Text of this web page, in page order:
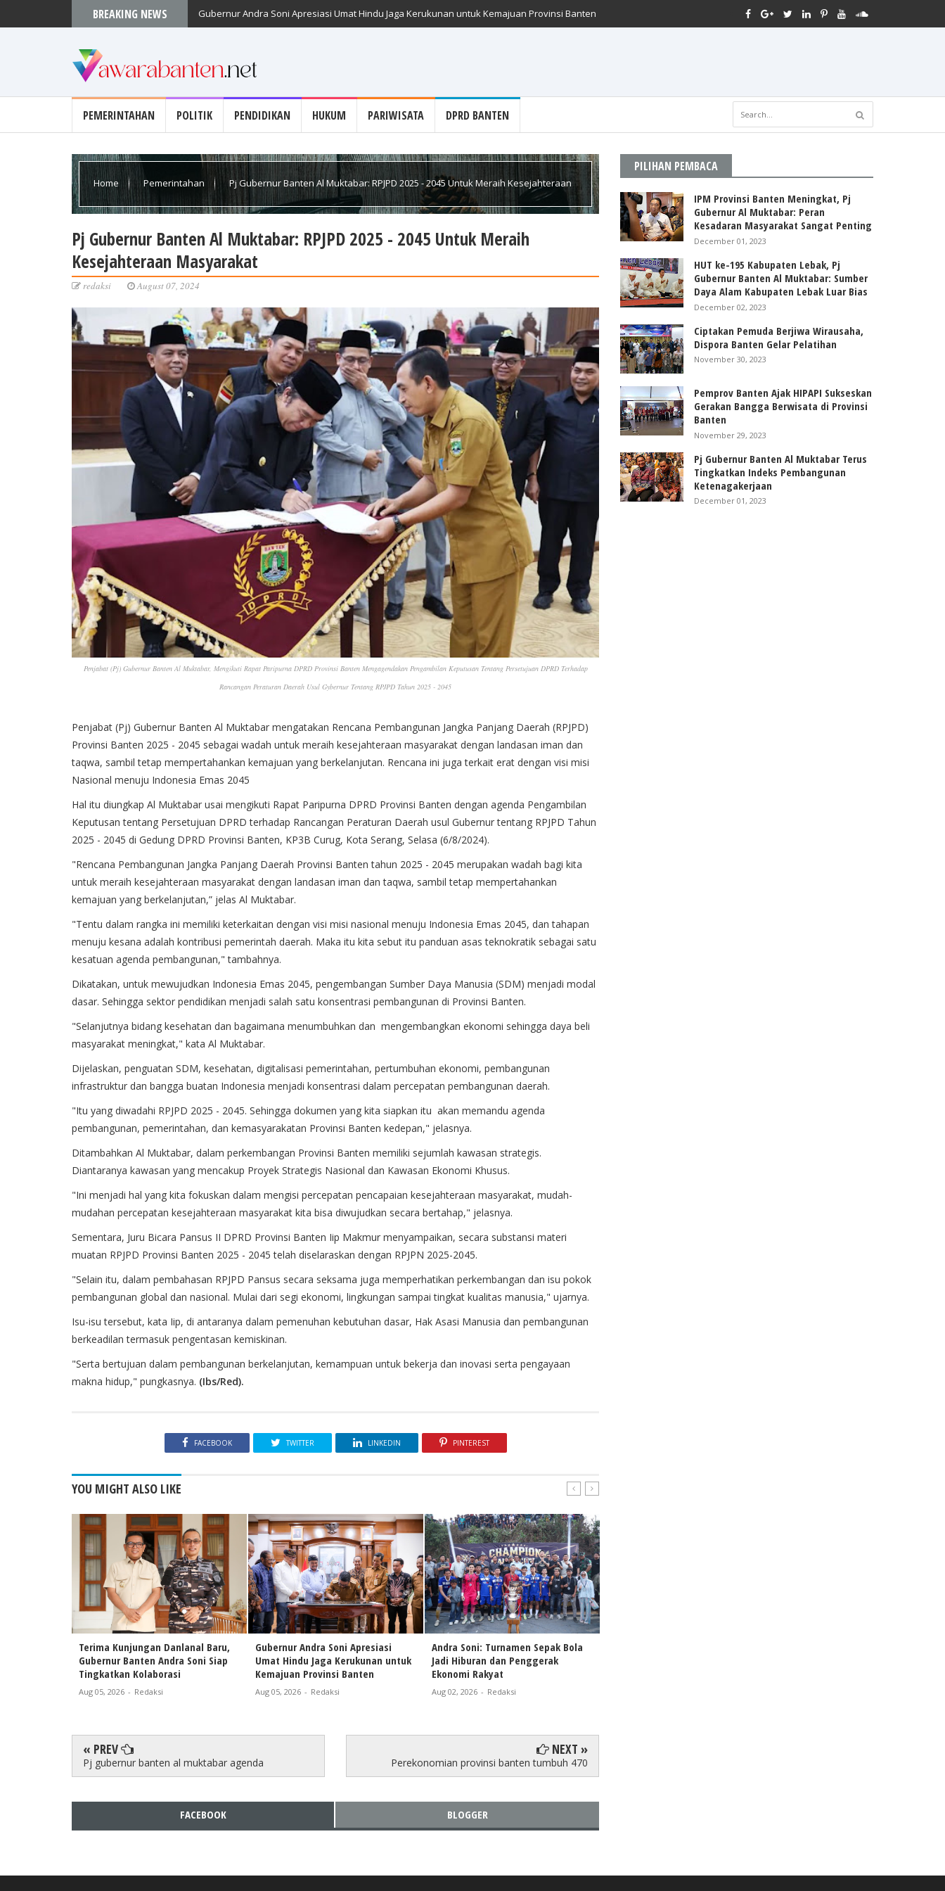
BREAKING NEWS Gubernur Andra Soni Apresiasi Umat Hindu Jaga Kerukunan untuk Kemajuan Provinsi Banten
PEMERINTAHAN POLITIK PENDIDIKAN HUKUM PARIWISATA DPRD BANTEN
Home Pemerintahan Pj Gubernur Banten Al Muktabar: RPJPD 2025 - 2045 Untuk Meraih Kesejahteraan
Pj Gubernur Banten Al Muktabar: RPJPD 2025 - 2045 Untuk Meraih
Kesejahteraan Masyarakat
redaksi August 07, 2024
Penjabat (Pj) Gubernur Banten Al Muktabar, Mengikuti Rapat Paripurna DPRD Provinsi Banten Mengagendakan Pengambilan Keputusan Tentang Persetujuan DPRD Terhadap
Rancangan Peraturan Daerah Usul Gybernur Tentang RPJPD Tahun 2025 - 2045
Penjabat (Pj) Gubernur Banten Al Muktabar mengatakan Rencana Pembangunan Jangka Panjang Daerah (RPJPD)
Provinsi Banten 2025 - 2045 sebagai wadah untuk meraih kesejahteraan masyarakat dengan landasan iman dan
taqwa, sambil tetap mempertahankan kemajuan yang berkelanjutan. Rencana ini juga terkait erat dengan visi misi
Nasional menuju Indonesia Emas 2045
Hal itu diungkap Al Muktabar usai mengikuti Rapat Paripurna DPRD Provinsi Banten dengan agenda Pengambilan
Keputusan tentang Persetujuan DPRD terhadap Rancangan Peraturan Daerah usul Gubernur tentang RPJPD Tahun
2025 - 2045 di Gedung DPRD Provinsi Banten, KP3B Curug, Kota Serang, Selasa (6/8/2024).
"Rencana Pembangunan Jangka Panjang Daerah Provinsi Banten tahun 2025 - 2045 merupakan wadah bagi kita
untuk meraih kesejahteraan masyarakat dengan landasan iman dan taqwa, sambil tetap mempertahankan
kemajuan yang berkelanjutan,” jelas Al Muktabar.
"Tentu dalam rangka ini memiliki keterkaitan dengan visi misi nasional menuju Indonesia Emas 2045, dan tahapan
menuju kesana adalah kontribusi pemerintah daerah. Maka itu kita sebut itu panduan asas teknokratik sebagai satu
kesatuan agenda pembangunan," tambahnya.
Dikatakan, untuk mewujudkan Indonesia Emas 2045, pengembangan Sumber Daya Manusia (SDM) menjadi modal
dasar. Sehingga sektor pendidikan menjadi salah satu konsentrasi pembangunan di Provinsi Banten.
"Selanjutnya bidang kesehatan dan bagaimana menumbuhkan dan mengembangkan ekonomi sehingga daya beli
masyarakat meningkat," kata Al Muktabar.
Dijelaskan, penguatan SDM, kesehatan, digitalisasi pemerintahan, pertumbuhan ekonomi, pembangunan
infrastruktur dan bangga buatan Indonesia menjadi konsentrasi dalam percepatan pembangunan daerah.
"Itu yang diwadahi RPJPD 2025 - 2045. Sehingga dokumen yang kita siapkan itu akan memandu agenda
pembangunan, pemerintahan, dan kemasyarakatan Provinsi Banten kedepan," jelasnya.
Ditambahkan Al Muktabar, dalam perkembangan Provinsi Banten memiliki sejumlah kawasan strategis.
Diantaranya kawasan yang mencakup Proyek Strategis Nasional dan Kawasan Ekonomi Khusus.
"Ini menjadi hal yang kita fokuskan dalam mengisi percepatan pencapaian kesejahteraan masyarakat, mudah-
mudahan percepatan kesejahteraan masyarakat kita bisa diwujudkan secara bertahap," jelasnya.
Sementara, Juru Bicara Pansus II DPRD Provinsi Banten Iip Makmur menyampaikan, secara substansi materi
muatan RPJPD Provinsi Banten 2025 - 2045 telah diselaraskan dengan RPJPN 2025-2045.
"Selain itu, dalam pembahasan RPJPD Pansus secara seksama juga memperhatikan perkembangan dan isu pokok
pembangunan global dan nasional. Mulai dari segi ekonomi, lingkungan sampai tingkat kualitas manusia," ujarnya.
Isu-isu tersebut, kata Iip, di antaranya dalam pemenuhan kebutuhan dasar, Hak Asasi Manusia dan pembangunan
berkeadilan termasuk pengentasan kemiskinan.
"Serta bertujuan dalam pembangunan berkelanjutan, kemampuan untuk bekerja dan inovasi serta pengayaan
makna hidup," pungkasnya. (Ibs/Red).
FACEBOOK TWITTER LINKEDIN PINTEREST
YOU MIGHT ALSO LIKE
Terima Kunjungan Danlanal Baru,
Gubernur Banten Andra Soni Siap
Tingkatkan Kolaborasi
Aug 05, 2026 - Redaksi
Gubernur Andra Soni Apresiasi
Umat Hindu Jaga Kerukunan untuk
Kemajuan Provinsi Banten
Aug 05, 2026 - Redaksi
Andra Soni: Turnamen Sepak Bola
Jadi Hiburan dan Penggerak
Ekonomi Rakyat
Aug 02, 2026 - Redaksi
« PREV
Pj gubernur banten al muktabar agenda
NEXT »
Perekonomian provinsi banten tumbuh 470
FACEBOOK BLOGGER
PILIHAN PEMBACA
IPM Provinsi Banten Meningkat, Pj
Gubernur Al Muktabar: Peran
Kesadaran Masyarakat Sangat Penting
December 01, 2023
HUT ke-195 Kabupaten Lebak, Pj
Gubernur Banten Al Muktabar: Sumber
Daya Alam Kabupaten Lebak Luar Bias
December 02, 2023
Ciptakan Pemuda Berjiwa Wirausaha,
Dispora Banten Gelar Pelatihan
November 30, 2023
Pemprov Banten Ajak HIPAPI Sukseskan
Gerakan Bangga Berwisata di Provinsi
Banten
November 29, 2023
Pj Gubernur Banten Al Muktabar Terus
Tingkatkan Indeks Pembangunan
Ketenagakerjaan
December 01, 2023